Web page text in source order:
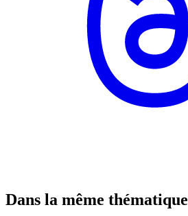
Dans la même thématique